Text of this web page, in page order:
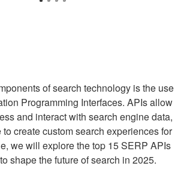
of search technology is the use
Programming Interfaces. APIs allow
and interact with search engine data,
create custom search experiences for
we will explore the top 15 SERP APIs
shape the future of search in 2025.